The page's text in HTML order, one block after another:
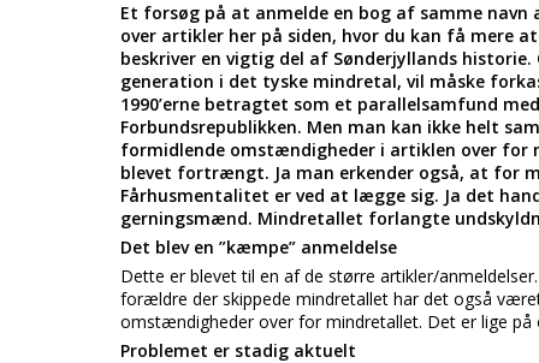
Et forsøg på at anmelde en bog af samme navn
over artikler her på siden, hvor du kan få mere
beskriver en vigtig del af Sønderjyllands
generation i det tyske mindretal, vil måske
1990’erne betragtet som et parallelsamfund
Forbundsrepublikken. Men man kan ikke helt
formidlende omstændigheder i artiklen over
blevet fortrængt. Ja man erkender også, at for
Fårhusmentalitet er ved at lægge sig. Ja det
gerningsmænd. Mindretallet forlangte
Det blev en ”kæmpe” anmeldelse
Dette er blevet til en af de større artikler/
forældre der skippede mindretallet har det også
omstændigheder over for mindretallet. Det er lige
Problemet er stadig aktuelt